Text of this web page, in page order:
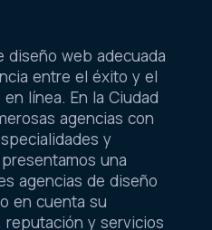
diseño web adecuada
entre el éxito y el
línea. En la Ciudad
agencias con
y
una
agencias de diseño
en cuenta su
y servicios